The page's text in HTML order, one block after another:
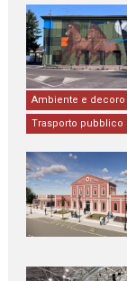
Ambiente e decoro
Trasporto pubblico